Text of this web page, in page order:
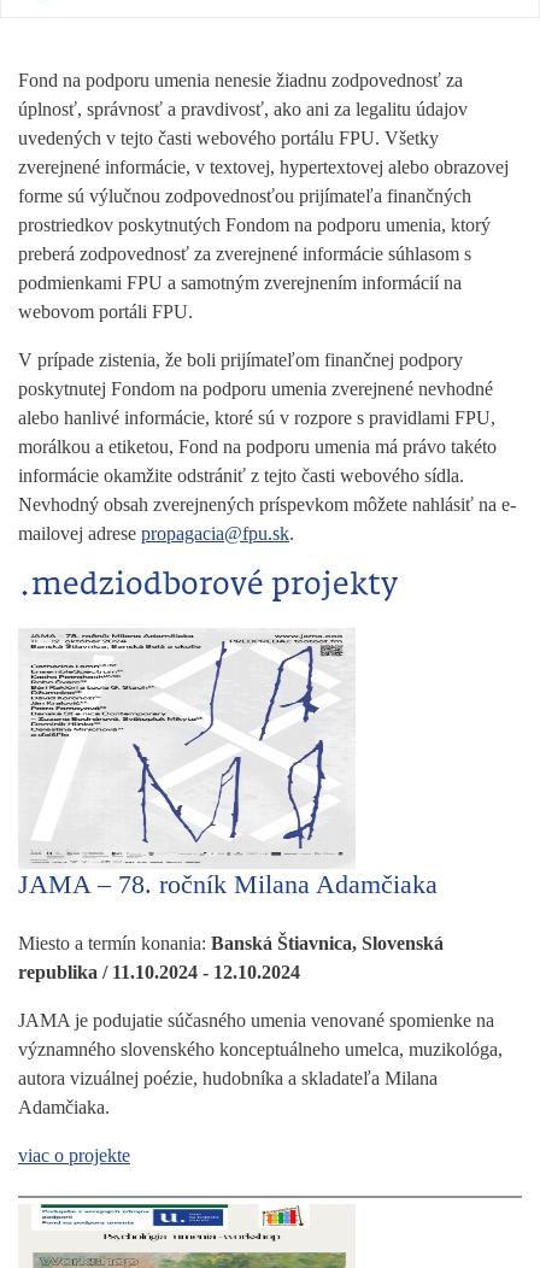
Fond na podporu umenia nenesie žiadnu zodpovednosť za
úplnosť, správnosť a pravdivosť, ako ani za legalitu údajov
uvedených v tejto časti webového portálu FPU. Všetky
zverejnené informácie, v textovej, hypertextovej alebo obrazovej
forme sú výlučnou zodpovednosťou prijímateľa finančných
prostriedkov poskytnutých Fondom na podporu umenia, ktorý
preberá zodpovednosť za zverejnené informácie súhlasom s
podmienkami FPU a samotným zverejnením informácií na
webovom portáli FPU.
V prípade zistenia, že boli prijímateľom finančnej podpory
poskytnutej Fondom na podporu umenia zverejnené nevhodné
alebo hanlivé informácie, ktoré sú v rozpore s pravidlami FPU,
morálkou a etiketou, Fond na podporu umenia má právo takéto
informácie okamžite odstrániť z tejto časti webového sídla.
Nevhodný obsah zverejnených príspevkom môžete nahlásiť na e-
mailovej adrese propagacia@fpu.sk.
.medziodborové projekty
JAMA – 78. ročník Milana Adamčiaka
Miesto a termín konania: Banská Štiavnica, Slovenská
republika / 11.10.2024 - 12.10.2024
JAMA je podujatie súčasného umenia venované spomienke na
významného slovenského konceptuálneho umelca, muzikológa,
autora vizuálnej poézie, hudobníka a skladateľa Milana
Adamčiaka.
viac o projekte